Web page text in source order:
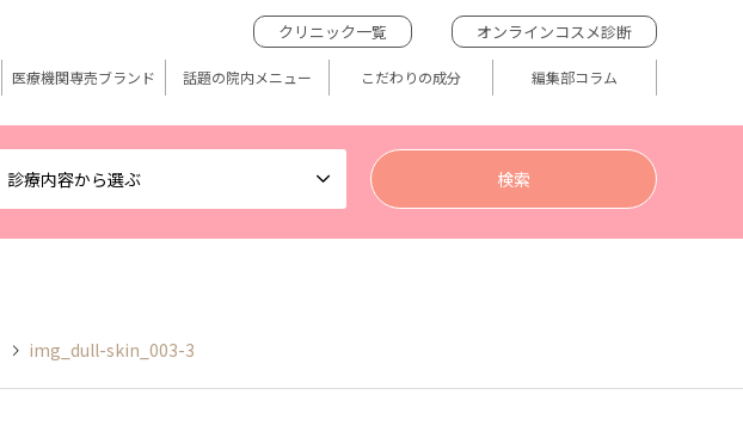
診療内容から選ぶ
クリニック一覧 オンラインコスメ診断
医療機関専売ブランド 話題の院内メニュー こだわりの成分 編集部コラム
img_dull-skin_003-3